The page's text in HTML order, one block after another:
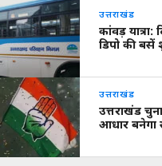
उत्तराखंड
कांवड़
डिपो की
उत्तराखंड
उत्तराखंड
आधार बनेगा